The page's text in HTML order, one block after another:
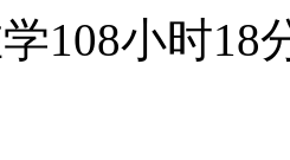
108小时18